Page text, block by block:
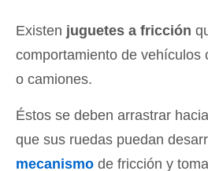
Existen juguetes a fricción
comportamiento de vehículos
o camiones.
Éstos se deben arrastrar
que sus ruedas puedan
mecanismo de fricción y